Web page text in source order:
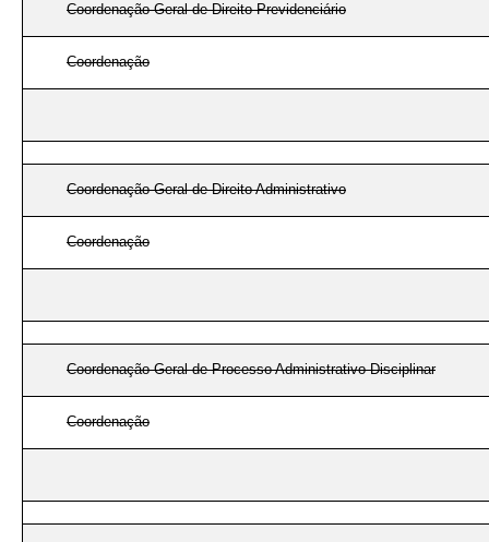
Coordenação-Geral de Direito Previdenciário
Coordenação
Coordenação-Geral de Direito Administrativo
Coordenação
Coordenação-Geral de Processo Administrativo Disciplinar
Coordenação